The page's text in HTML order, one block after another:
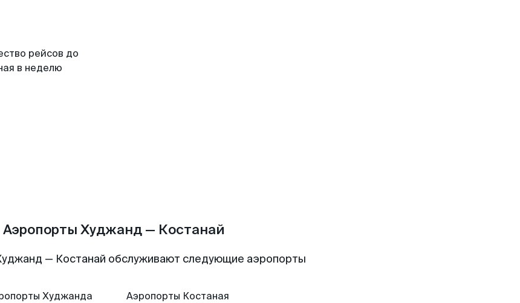
рейсов до
в неделю
Аэропорты Худжанд — Костанай
— Костанай обслуживают следующие аэропорты
Худжанда
Аэропорты Костаная